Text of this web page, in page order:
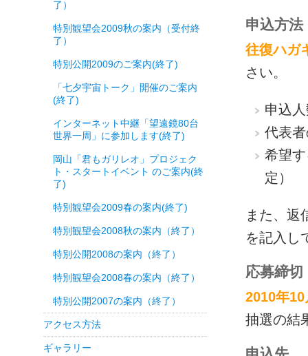
申込方法
往復ハガ
さい。
申込
代表
希望
定）
また、返
を記入し
応募締切
2010年
抽選の結
了）
特別観望会2009秋の案内（受付終
了）
特別公開2009のご案内(終了)
「七夕宇宙トーク」開催のご案内
(終了)
インターネット中継「望遠鏡80台
世界一周」に参加します(終了)
岡山「君もガリレオ」プロジェク
ト・スタートイベント のご案内(終
了)
特別観望会2009春の案内(終了)
特別観望会2008秋の案内（終了）
特別公開2008の案内（終了）
特別観望会2008春の案内（終了）
特別公開2007の案内（終了）
アクセス方法
ギャラリー